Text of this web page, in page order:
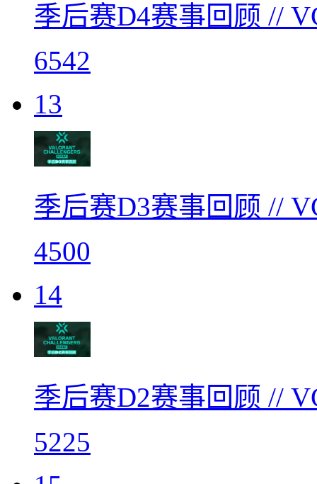
季后赛D4赛事回顾 //
6542
13
季后赛D3赛事回顾 //
4500
14
季后赛D2赛事回顾 //
5225